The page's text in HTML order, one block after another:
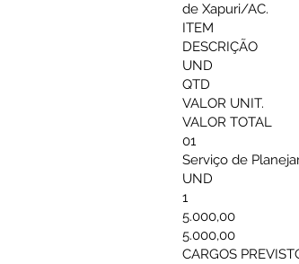
de Xapuri/AC.
ITEM
DESCRIÇÃO
UND
QTD
VALOR UNIT.
VALOR TOTAL
01
Serviço de
UND
1
5.000,00
5.000,00
CARGOS